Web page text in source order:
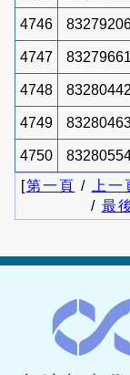
4746
4747 83279661
4748 83280442
4749
4750
[第一頁 / 上一
/ 最